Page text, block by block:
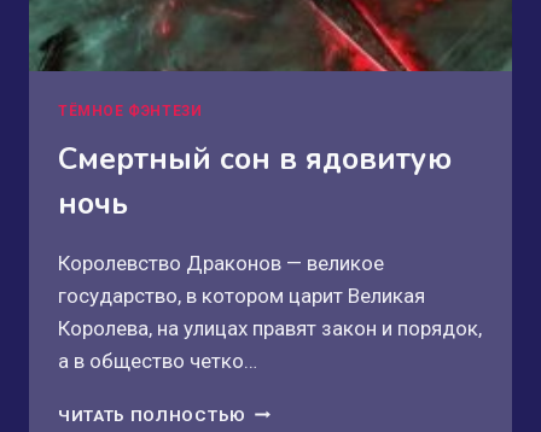
ТЁМНОЕ ФЭНТЕЗИ
Смертный сон в ядовитую
ночь
Королевство Драконов — великое
государство, в котором царит Великая
Королева, на улицах правят закон и порядок,
а в общество четко…
ЧИТАТЬ ПОЛНОСТЬЮ СМЕРТНЫЙ